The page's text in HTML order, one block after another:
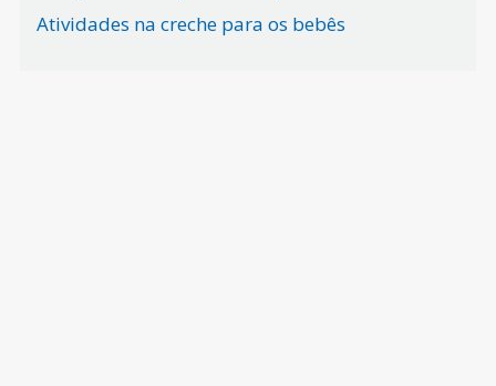
Atividades na creche para os bebês